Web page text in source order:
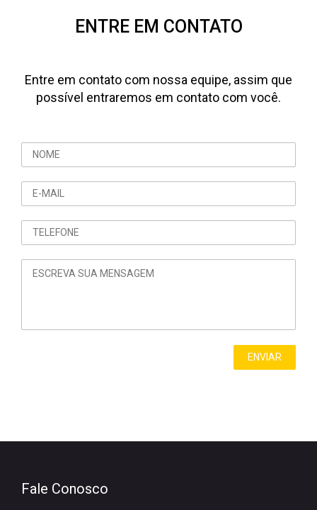
ENTRE EM CONTATO
Entre em contato com nossa equipe, assim que
possível entraremos em contato com você.
Fale Conosco